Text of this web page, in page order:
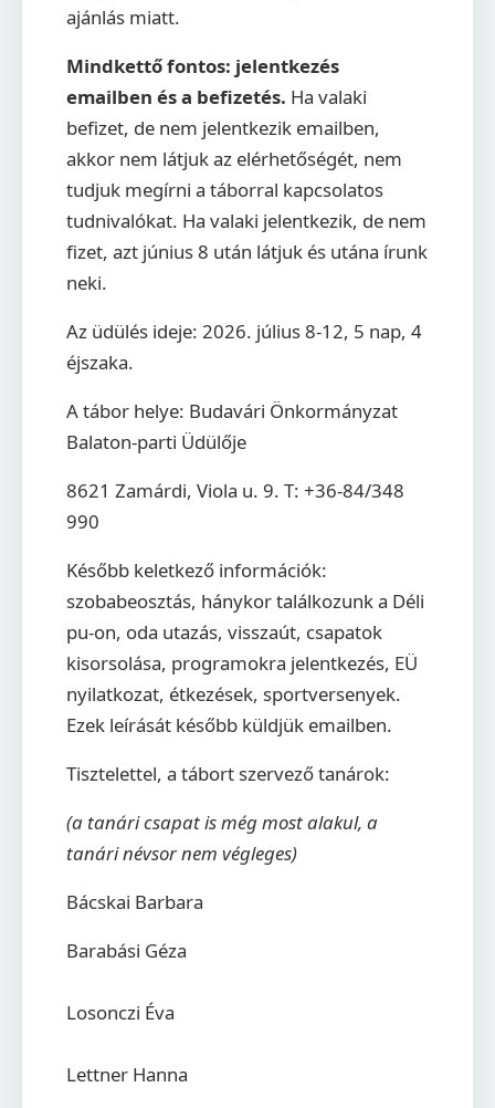
ajánlás miatt.
Mindkettő fontos: jelentkezés
emailben és a befizetés. Ha valaki
befizet, de nem jelentkezik emailben,
akkor nem látjuk az elérhetőségét, nem
tudjuk megírni a táborral kapcsolatos
tudnivalókat. Ha valaki jelentkezik, de nem
fizet, azt június 8 után látjuk és utána írunk
neki.
Az üdülés ideje: 2026. július 8-12, 5 nap, 4
éjszaka.
A tábor helye: Budavári Önkormányzat
Balaton-parti Üdülője
8621 Zamárdi, Viola u. 9. T: +36-84/348
990
Később keletkező információk:
szobabeosztás, hánykor találkozunk a Déli
pu-on, oda utazás, visszaút, csapatok
kisorsolása, programokra jelentkezés, EÜ
nyilatkozat, étkezések, sportversenyek.
Ezek leírását később küldjük emailben.
Tisztelettel, a tábort szervező tanárok:
(a tanári csapat is még most alakul, a
tanári névsor nem végleges)
Bácskai Barbara
Barabási Géza
Losonczi Éva
Lettner Hanna